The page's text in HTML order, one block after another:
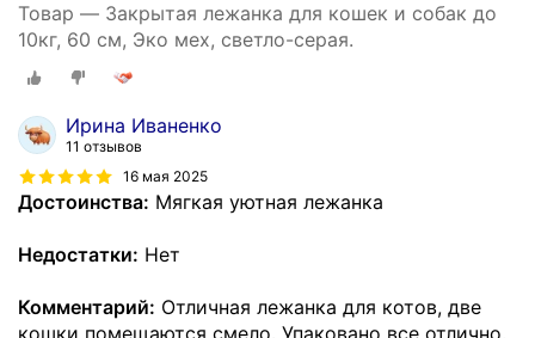
Товар — Закрытая лежанка для кошек и собак до
10кг, 60 см, Эко мех, светло-серая.
Ирина Иваненко
11 отзывов
16 мая 2025
Достоинства: Мягкая уютная лежанка
Недостатки: Нет
Комментарий: Отличная лежанка для котов, две
кошки помещаются смело. Упаковано все отлично,